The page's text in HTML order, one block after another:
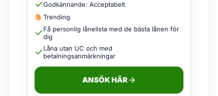
Godkännande: Acceptabelt
Trending
Få personlig lånelista med de bästa lånen för
dig
Låna utan UC och med
betalningsanmärkningar
ANSÖK HÄR